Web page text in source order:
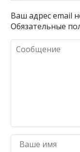
Ваш адрес email
Обязательные